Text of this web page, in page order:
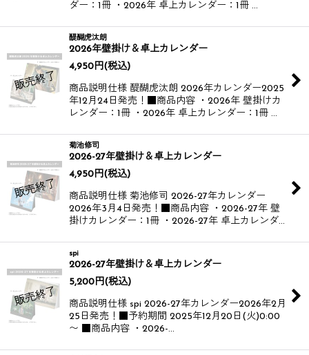
ダー：1冊 ・2026年 卓上カレンダー：1冊 …
醍醐虎汰朗
2026年壁掛け＆卓上カレンダー
4,950 円(税込)
商品説明仕様 醍醐虎汰朗 2026年カレンダー​​ 2025
年12月24日発売！​ ■商品内容 ・2026年 壁掛けカ
レンダー：1冊 ・2026年 卓上カレンダー：1冊 …
菊池修司
2026-27年壁掛け＆卓上カレンダー
4,950 円(税込)
商品説明仕様 菊池修司 2026-27年カレンダー​
2026年3月4日発売！​ ■商品内容 ・2026-27年 壁
掛けカレンダー：1冊 ・2026-27年 卓上カレンダ…
spi
2026-27年壁掛け＆卓上カレンダー
5,200 円(税込)
商品説明仕様 spi 2026-27年カレンダー​​ 2026年2月
25日発売！​ ■予約期間 2025年12月20日(火)0:00
〜 ■商品内容 ・2026-…